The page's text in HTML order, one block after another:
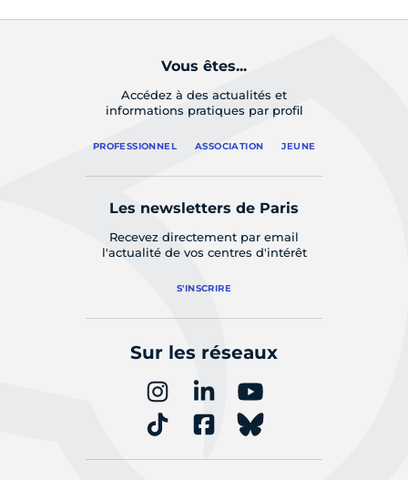
Vous êtes...
Accédez à des actualités et
informations pratiques par profil
PROFESSIONNEL ASSOCIATION JEUNE
Les newsletters de Paris
Recevez directement par email
l'actualité de vos centres d'intérêt
S'INSCRIRE
Sur les réseaux